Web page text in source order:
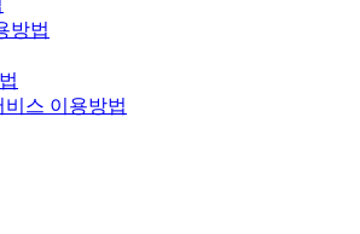
방법
비스 이용방법